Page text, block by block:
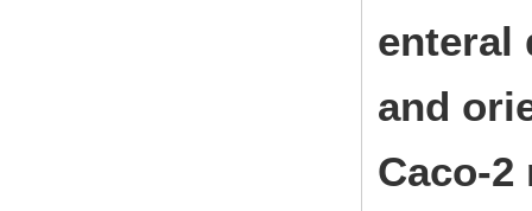
enteral
and
Caco-